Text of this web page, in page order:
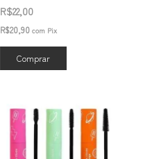
R$22,00
R$20,90 com Pix